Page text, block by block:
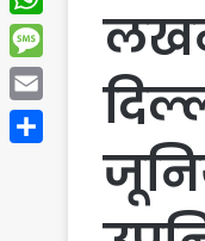
WhatsApp
Message
Email